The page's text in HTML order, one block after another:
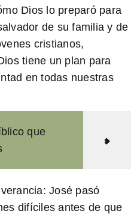
Dios lo preparó para
de su familia y de
cristianos,
tiene un plan para
en todas nuestras
que
José pasó
difíciles antes de que